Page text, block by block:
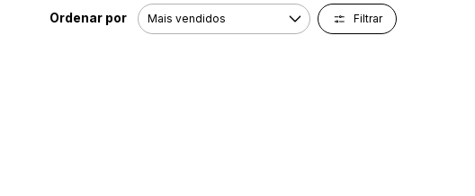
Ordenar por Filtrar